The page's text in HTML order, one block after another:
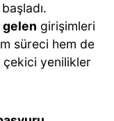
gelen girişimleri
süreci hem de
çekici yenilikler